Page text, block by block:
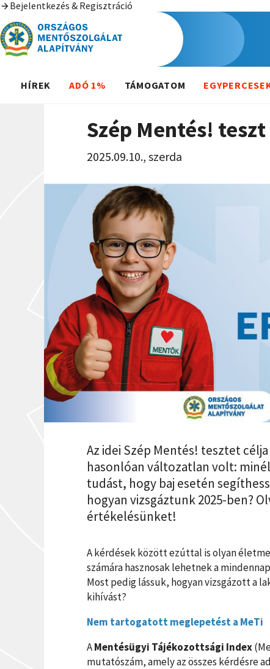
Bejelentkezés & Regisztráció
HÍREK ADÓ 1% TÁMOGATOM
Szép Mentés!
2025.09.10., szerda
Az idei Szép Mentés! tesztet
hasonlóan változatlan volt:
tudást, hogy baj esetén
hogyan vizsgáztunk 2025-ben?
értékelésünket!
A kérdések között ezúttal is olyan
számára hasznosak lehetnek a
Most pedig lássuk, hogyan vizsgázott a
kihívást?
Nem tartogatott meglepetést a MeTi
AMentésügyi Tájékozottsági Index
mutatószám, amely az összes kérdésre